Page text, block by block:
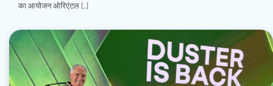
का आयोजन ओरिएंटल […]